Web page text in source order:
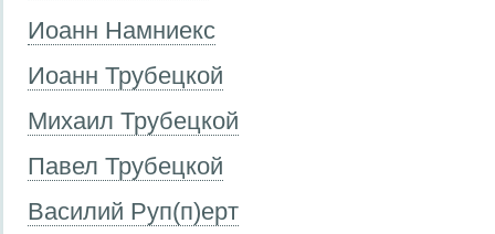
Иоанн Намниекс
Иоанн Трубецкой
Михаил Трубецкой
Павел Трубецкой
Василий Руп(п)ерт